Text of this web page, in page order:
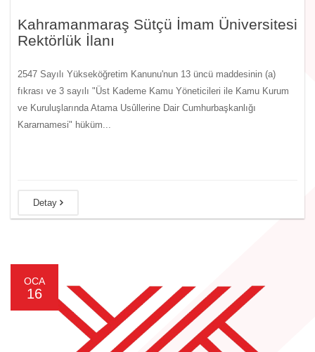
Kahramanmaraş Sütçü İmam Üniversitesi
Rektörlük İlanı
2547 Sayılı Yükseköğretim Kanunu'nun 13 üncü maddesinin (a)
fıkrası ve 3 sayılı "Üst Kademe Kamu Yöneticileri ile Kamu Kurum
ve Kuruluşlarında Atama Usûllerine Dair Cumhurbaşkanlığı
Kararnamesi" hüküm...
Detay
OCA
16